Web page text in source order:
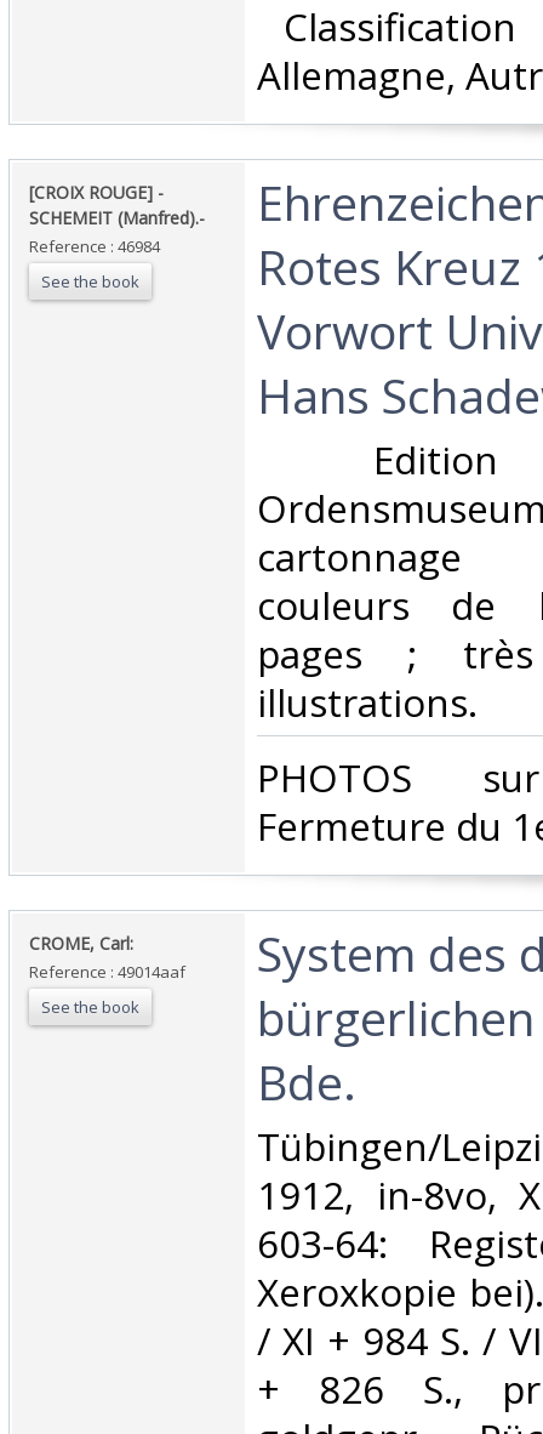
Allemagne,
‎[CROIX ROUGE] -
SCHEMEIT (Manfred).-‎
Reference : 46984
See the book
Rotes
Vorwort
Hans
Edition
couleurs de
pages ; très
illustrations. ‎
‎PHOTOS
Fermeture du
‎CROME, Carl:‎
Reference : 49014aaf
See the book
‎System des
Bde.‎
‎Tübingen/
1912, in-8vo,
603-64:
Xeroxkopie
/ XI + 984 S. /
+ 826 S.,